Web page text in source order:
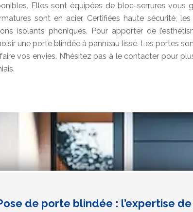
Elles sont équipées de bloc-serrures vous
sont en acier. Certifiées haute sécurité,
isolants phoniques. Pour apporter de
une porte blindée à panneau lisse. Les portes
vos envies. N’hésitez pas à le contacter pour
de porte blindée : l’expertise